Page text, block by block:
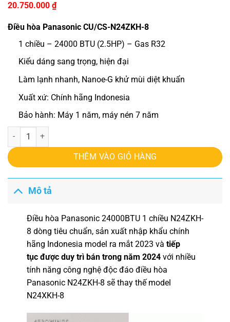
20.750.000 ₫
Điều hòa Panasonic CU/CS-N24ZKH-8
1 chiều – 24000 BTU (2.5HP) – Gas R32
Kiểu dáng sang trọng, hiện đại
Làm lạnh nhanh, Nanoe-G khử mùi diệt khuẩn
Xuất xứ: Chính hãng Indonesia
Bảo hành: Máy 1 năm, máy nén 7 năm
Điều hòa Panasonic 24000BTU 1 chiều N24ZKH-8 số lượng
THÊM VÀO GIỎ HÀNG
Mô tả
Điều hòa Panasonic 24000BTU 1 chiều N24ZKH-
8dòng tiêu chuẩn, sản xuất nhập khẩu chính
hãng Indonesia model ra mắt 2023 và tiếp
tục được duy trì bán trong năm 2024với nhiều
tính năng công nghệ độc đáo điều hòa
Panasonic N24ZKH-8 sẽ thay thế model
N24XKH-8